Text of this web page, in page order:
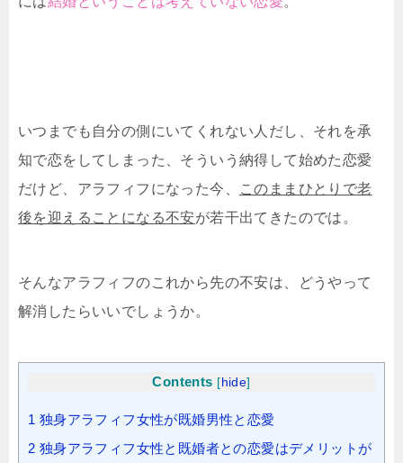
いつまでも自分の側にいてくれない人だし、それを承
知で恋をしてしまった、そういう納得して始めた恋愛
だけど、アラフィフになった今、
このままひとりで老
後を迎えることになる不安が若干出てきたのでは。
そんなアラフィフのこれから先の不安は、どうやって
解消したらいいでしょうか。
Contents [ hide]
1 独身アラフィフ女性が既婚男性と恋愛
2 独身アラフィフ女性と既婚者との恋愛はデメリットが